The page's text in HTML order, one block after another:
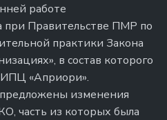
работе
при Правительстве ПМР по
практики Закона
в состав которого
ИПЦ «Априори».
изменения
часть из которых была